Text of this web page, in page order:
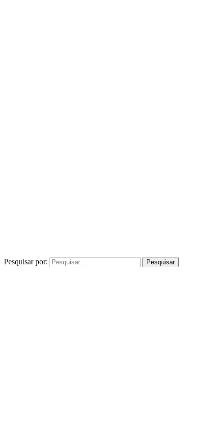
Pesquisar por: